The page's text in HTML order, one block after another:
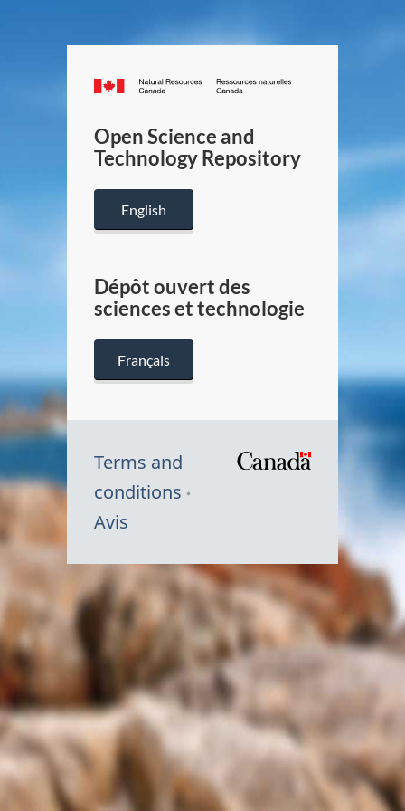
Canada.ca
/
Canada
Open Science and
Technology Repository
English
Dépôt ouvert des
sciences et technologie
Français
Terms and
conditions
Avis
Symbole
du
Canada